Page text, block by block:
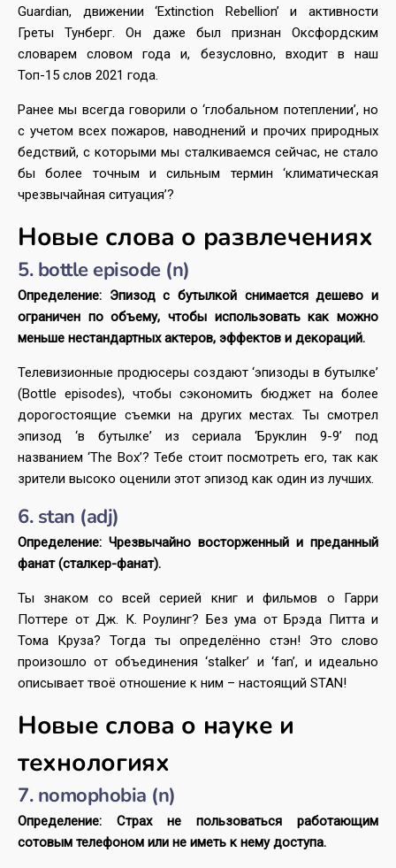
Guardian, движении ‘Extinction Rebellion’ и активности
Греты Тунберг. Он даже был признан Оксфордским
словарем словом года и, безусловно, входит в наш
Топ-15 слов 2021 года.
Ранее мы всегда говорили о ‘глобальном потеплении’, но
с учетом всех пожаров, наводнений и прочих природных
бедствий, с которыми мы сталкиваемся сейчас, не стало
бы более точным и сильным термин ‘климатическая
чрезвычайная ситуация’?
Новые слова о развлечениях
5. bottle episode (n)
Определение: Эпизод с бутылкой снимается дешево и
ограничен по объему, чтобы использовать как можно
меньше нестандартных актеров, эффектов и декораций.
Телевизионные продюсеры создают ‘эпизоды в бутылке’
(Bottle episodes), чтобы сэкономить бюджет на более
дорогостоящие съемки на других местах. Ты смотрел
эпизод ‘в бутылке’ из сериала ‘Бруклин 9-9’ под
названием ‘The Box’? Тебе стоит посмотреть его, так как
зрители высоко оценили этот эпизод как один из лучших.
6. stan (adj)
Определение: Чрезвычайно восторженный и преданный
фанат (сталкер-фанат).
Ты знаком со всей серией книг и фильмов о Гарри
Поттере от Дж. К. Роулинг? Без ума от Брэда Питта и
Тома Круза? Тогда ты определённо стэн! Это слово
произошло от объединения ‘stalker’ и ‘fan’, и идеально
описывает твоё отношение к ним – настоящий STAN!
Новые слова о науке и
технологиях
7. nomophobia (n)
Определение: Страх не пользоваться работающим
сотовым телефоном или не иметь к нему доступа.